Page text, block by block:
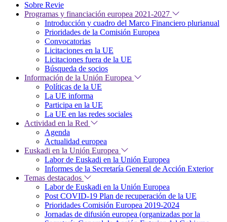
Sobre Revie
Programas y financiación europea 2021-2027
Introducción y cuadro del Marco Financiero plurianual
Prioridades de la Comisión Europea
Convocatorias
Licitaciones en la UE
Licitaciones fuera de la UE
Búsqueda de socios
Información de la Unión Europea
Políticas de la UE
La UE informa
Participa en la UE
La UE en las redes sociales
Actividad en la Red
Agenda
Actualidad europea
Euskadi en la Unión Europea
Labor de Euskadi en la Unión Europea
Informes de la Secretaría General de Acción Exterior
Temas destacados
Labor de Euskadi en la Unión Europea
Post COVID-19 Plan de recuperación de la UE
Prioridades Comisión Europea 2019-2024
Jornadas de difusión europea (organizadas por la